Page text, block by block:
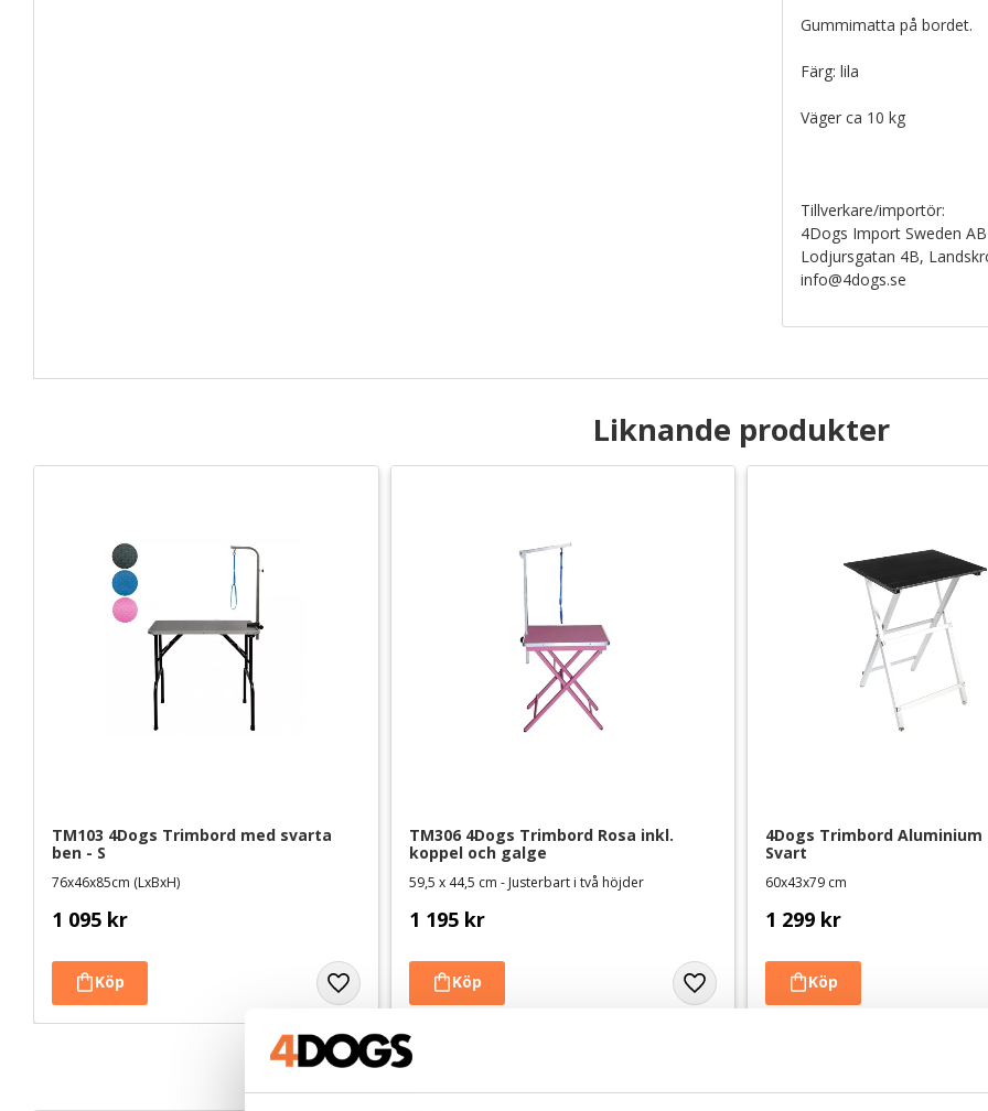
Gummimatta på bordet.
Färg: lila
Väger ca 10 kg
Tillverkare/importör:
4Dogs Import Sweden AB
Lodjursgatan 4B,
info@4dogs.se
Liknande produkter
TM103 4Dogs Trimbord med svarta
ben - S
76x46x85cm (LxBxH)
1 095 kr
TM306 4Dogs Trimbord Rosa inkl.
koppel och galge
59,5 x 44,5 cm - Justerbart i två höjder
1 195 kr
4Dogs Trimbord Aluminium
Svart
60x43x79 cm
1 299 kr